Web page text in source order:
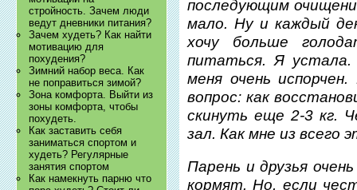
стройность. Зачем люди
ведут дневники питания?
Зачем худеть? Как найти
мотивацию для
похудения?
Зимний набор веса. Как
не поправиться зимой?
Зона комфорта. Выйти из
зоны комфорта, чтобы
похудеть.
Как заставить себя
заниматься спортом и
худеть? Регулярные
занятия спортом
Как намекнуть парню что
последующим
мало. Ну и каждый
хочу больше
питаться. Я
меня очень
вопрос: как
скинуть еще 2-3 кг.
зал. Как мне из всего
Парень и друзья
кормят. Но, если